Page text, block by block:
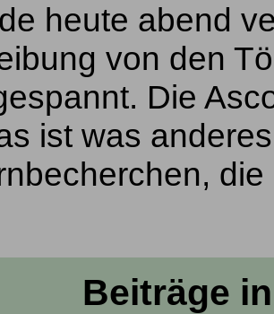
heute abend
von den
Die
ist was
Beiträge